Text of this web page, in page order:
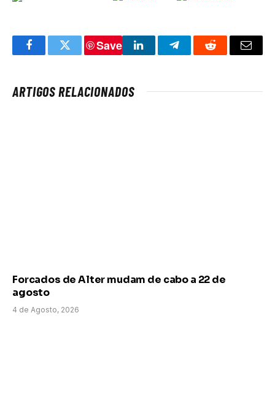
FacebookTwitter
Save
LinkedInTelegramReddit Email
ARTIGOS RELACIONADOS
Forcados de Alter mudam de cabo a 22 de
agosto
4 de Agosto, 2026